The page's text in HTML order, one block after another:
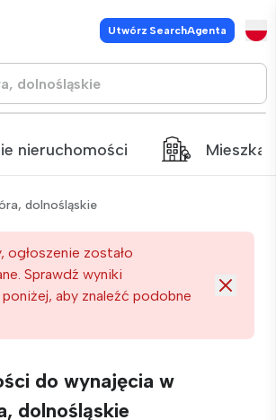
Utwórz SearchAgenta
nieruchomości
dolnośląskie
ogłoszenie zostało
Sprawdź wyniki
aby znaleźć podobne
do wynajęcia w
dolnośląskie